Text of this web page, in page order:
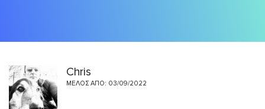
Chris
ΜΈΛΟΣ ΑΠΌ: 03/09/2022